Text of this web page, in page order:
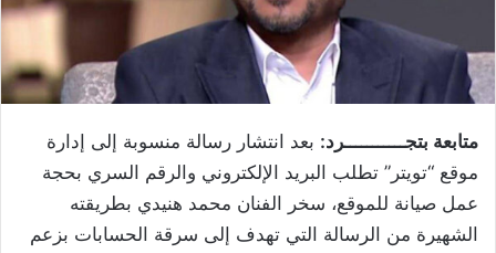
متابعة بتجـــــــــــرد: بعد انتشار رسالة منسوبة إلى إدارة
موقع “تويتر” تطلب البريد الإلكتروني والرقم السري بحجة
عمل صيانة للموقع، سخر الفنان محمد هنيدي بطريقته
الشهيرة من الرسالة التي تهدف إلى سرقة الحسابات بزعم